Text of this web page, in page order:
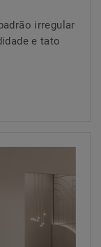
irregular
e tato